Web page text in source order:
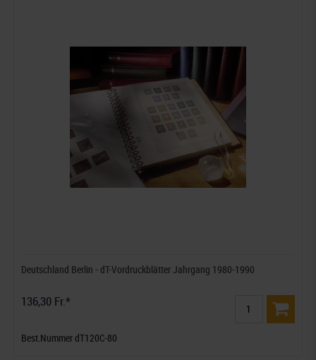
Deutschland Berlin - dT-Vordruckblätter Jahrgang 1980-1990
136,30 Fr.*
Best.Nummer dT120C-80